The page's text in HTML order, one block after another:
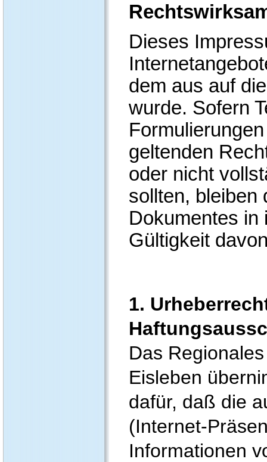
Dieses
dem aus auf
wurde. Sofern
geltenden
oder nicht
sollten, bleiben
Dokumentes in
Gültigkeit
1.
Das
Eisleben
dafür, daß die
(Internet-
Informationen